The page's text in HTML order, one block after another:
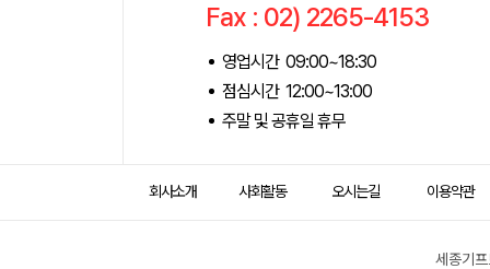
Fax : 02) 2265-4153
영업시간 09:00~18:30
점심시간 12:00~13:00
주말 및 공휴일 휴무
회사소개 사회활동 오시는길 이용약관
세종기